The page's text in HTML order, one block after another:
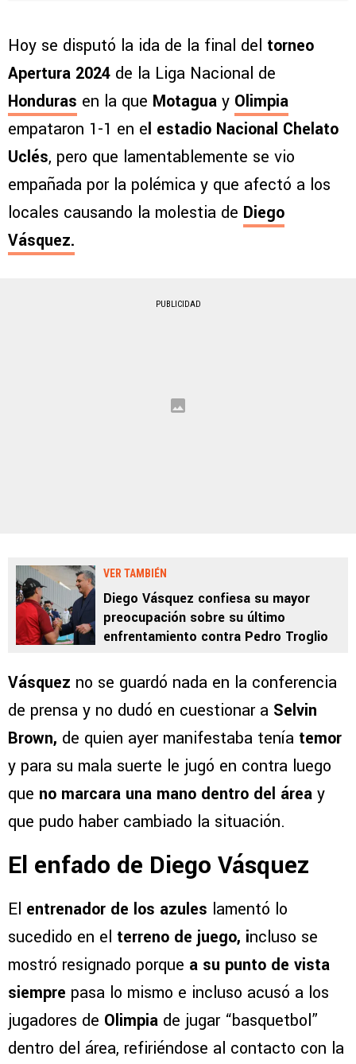
Hoy se disputó la ida de la final del torneo
Apertura 2024 de la Liga Nacional de
Honduras en la que Motagua y Olimpia
empataron 1-1 en el estadio Nacional Chelato
Uclés, pero que lamentablemente se vio
empañada por la polémica y que afectó a los
locales causando la molestia de Diego
Vásquez.
PUBLICIDAD
VER TAMBIÉN
Diego Vásquez confiesa su mayor
preocupación sobre su último
enfrentamiento contra Pedro Troglio
Vásquez no se guardó nada en la conferencia
de prensa y no dudó en cuestionar a Selvin
Brown, de quien ayer manifestaba tenía temor
y para su mala suerte le jugó en contra luego
que no marcara una mano dentro del área y
que pudo haber cambiado la situación.
El enfado de Diego Vásquez
El entrenador de los azules lamentó lo
sucedido en el terreno de juego, incluso se
mostró resignado porque a su punto de vista
siempre pasa lo mismo e incluso acusó a los
jugadores de Olimpia de jugar “basquetbol”
dentro del área, refiriéndose al contacto con la